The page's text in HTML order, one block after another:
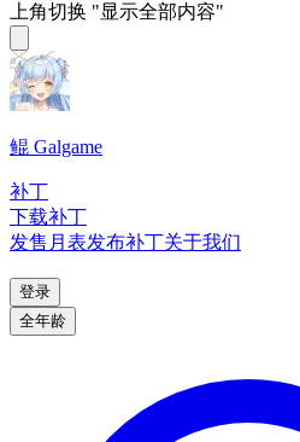
上角切换 "显示全部内容"
鲲 Galgame
补丁
下载补丁
发售月表发布补丁关于我们
登录
全年龄